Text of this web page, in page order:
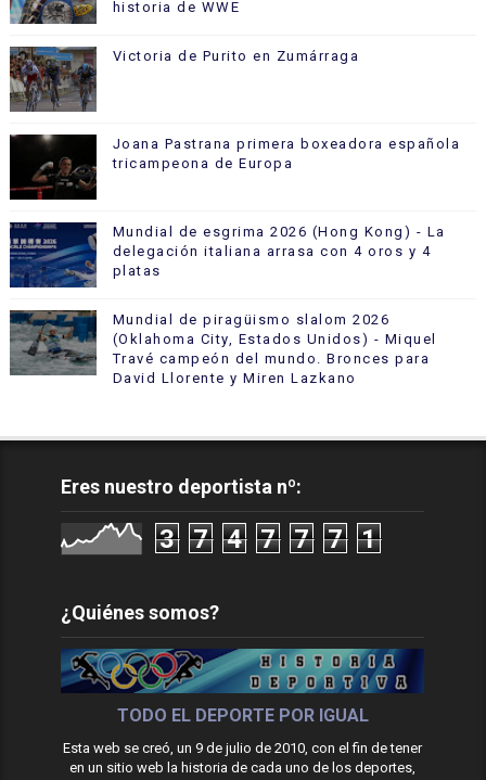
historia de WWE
Victoria de Purito en Zumárraga
Joana Pastrana primera boxeadora española
tricampeona de Europa
Mundial de esgrima 2026 (Hong Kong) - La
delegación italiana arrasa con 4 oros y 4
platas
Mundial de piragüismo slalom 2026
(Oklahoma City, Estados Unidos) - Miquel
Travé campeón del mundo. Bronces para
David Llorente y Miren Lazkano
Eres nuestro deportista nº:
3 7 4 7 7 7 1
¿Quiénes somos?
TODO EL DEPORTE POR IGUAL
Esta web se creó, un 9 de julio de 2010, con el fin de tener
en un sitio web la historia de cada uno de los deportes,